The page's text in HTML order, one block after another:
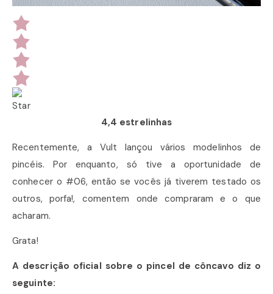
4,4 estrelinhas
Recentemente, a Vult lançou vários modelinhos de
pincéis. Por enquanto, só tive a oportunidade de
conhecer o #06, então se vocês já tiverem testado os
outros, porfa!, comentem onde compraram e o que
acharam.
Grata!
A descrição oficial sobre o pincel de côncavo diz o
seguinte: